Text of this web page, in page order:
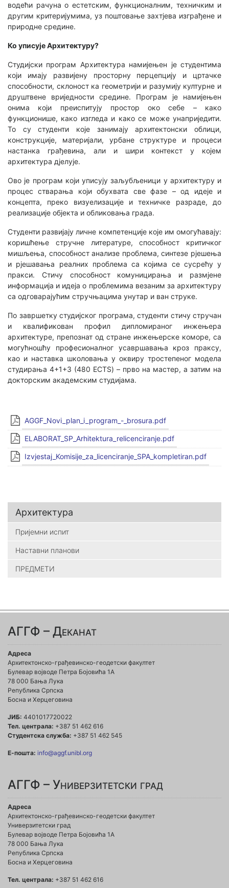
Архитектура
Пријемни испит
Наставни планови
ПРЕДМЕТИ
водећи рачуна о естетским, функционалним, техничким и
другим критеријумима, уз поштовање захтјева изграђене и
природне средине.
Ко уписује Архитектуру?
Студијски програм Архитектура намијењен је студентима
који имају развијену просторну перцепцију и цртачке
способности, склоност ка геометрији и разумију културне и
друштвене вриједности средине. Програм је намијењен
онима који преиспитују простор око себе – како
функционише, како изгледа и како се може унаприједити.
То су студенти које занимају архитектонски облици,
конструкције, материјали, урбане структуре и процеси
настанка грађевина, али и шири контекст у којем
архитектура дјелује.
Ово је програм који уписују заљубљеници у архитектуру и
процес стварања који обухвата све фазе – од идеје и
концепта, преко визуелизације и техничке разраде, до
реализације објекта и обликовања града.
Студенти развијају личне компетенције које им омогућавају:
коришћење стручне литературе, способност критичког
мишљења, способност анализе проблема, синтезе рјешења
и рјешавања реалних проблема са којима се сусрећу у
пракси. Стичу способност комуницирања и размјене
информација и идеја о проблемима везаним за архитектуру
са одговарајућим стручњацима унутар и ван струке.
По завршетку студијског програма, студенти стичу стручан
и квалификован профил дипломираног инжењера
архитектуре, препознат од стране инжењерске коморе, са
могућношћу професионалног усавршавања кроз праксу,
као и наставка школовања у оквиру тростепеног модела
студирања 4+1+3 (480 ECTS) – прво на мастер, а затим на
докторским академским студијама.
AGGF_Novi_plan_i_program_-_brosura.pdf
ELABORAT_SP_Arhitektura_relicenciranje.pdf
Izvjestaj_Komisije_za_licenciranje_SPA_kompletiran.pdf
АГГФ – Деканат
Адреса
Архитектонско-грађевинско-геодетски факултет
Булевар војводе Петра Бојовића 1A
78 000 Бања Лука
Република Српска
Босна и Херцеговина
ЈИБ: 4401017720022
Тел. централа: +387 51 462 616
Студентска служба: +387 51 462 545
Е-пошта: info@aggf.unibl.org
АГГФ – Универзитетски град
Адреса
Архитектонско-грађевинско-геодетски факултет
Универзитетски град
Булевар војводе Петра Бојовића 1A
78 000 Бања Лука
Република Српска
Босна и Херцеговина
Тел. централа: +387 51 462 616